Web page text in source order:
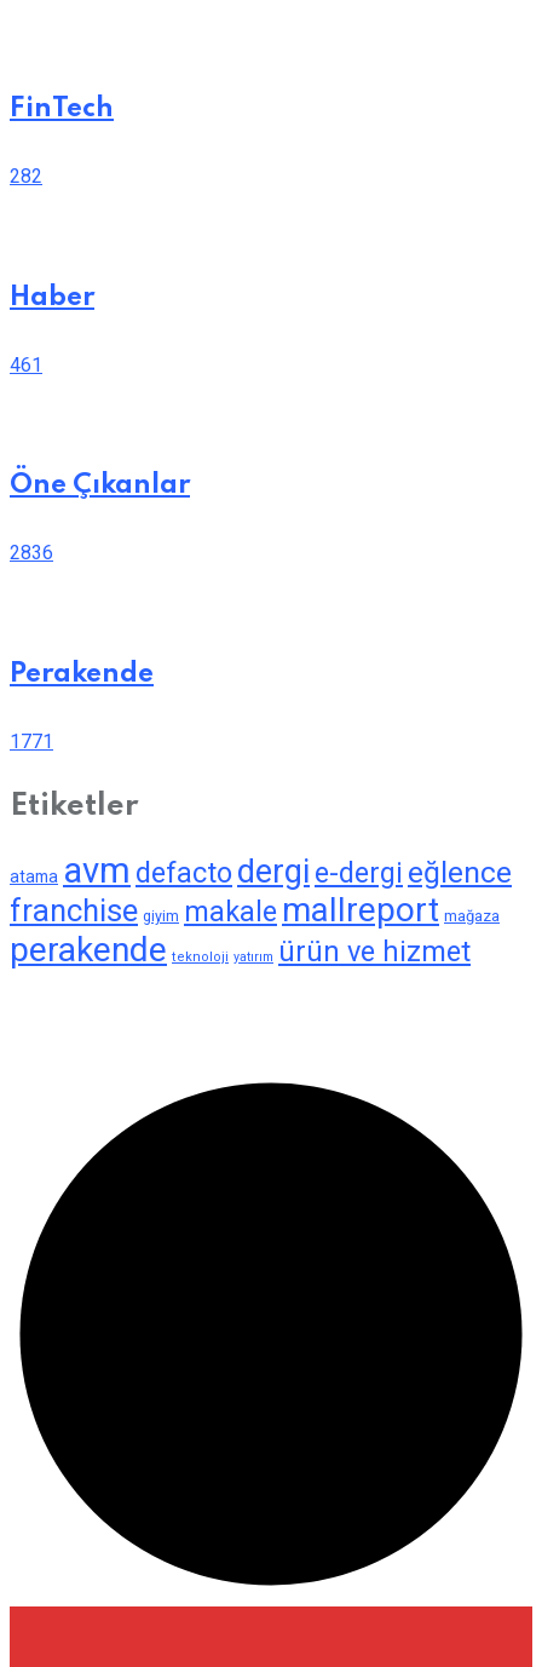
FinTech
282
Haber
461
Öne Çıkanlar
2836
Perakende
1771
Etiketler
atama avm defacto dergi e-dergi eğlence
franchise giyim makale mallreport mağaza
perakende teknoloji yatırım ürün ve hizmet